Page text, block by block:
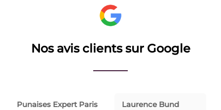
Nos avis clients sur Google
Punaises Expert Paris
Laurence Bund